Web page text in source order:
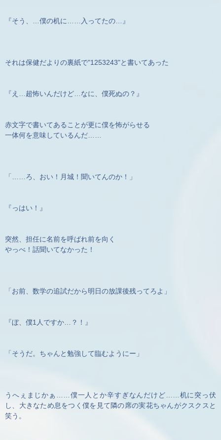
『そう、…僕の机に……入ってたの…』
それは保健だよりの裏紙で"1253243"と書いてあった
『え…超怖いんだけど…なに、僕死ぬの？』
赤文字で書いてあることが更に僕を怖がらせる
一体何を意味しているんだ……
「……ろ、おい！月城！聞いてんのか！」
『っはい！』
突然、担任に名前を呼ばれ前を向く
やっべ！話聞いてなかった！
「お前、数学の追試だから明日の放課後残ってろよ」
『ぼ、僕1人ですか…？！』
「そうだ。ちゃんと勉強して臨むようにー」
うへぇまじかぁ……僕一人とか辛すぎなんだけど……机に突っ伏
し、大きなため息をつく僕を見て隣の席の実花ちゃんがクスクスと
笑う。